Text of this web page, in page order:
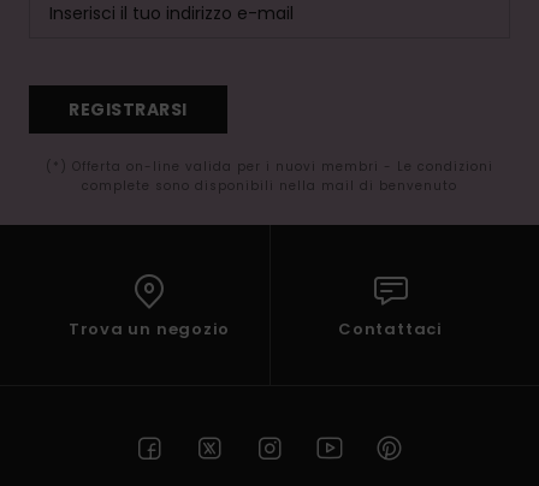
REGISTRARSI
(*) Offerta on-line valida per i nuovi membri - Le condizioni
complete sono disponibili nella mail di benvenuto
Trova un negozio Contattaci